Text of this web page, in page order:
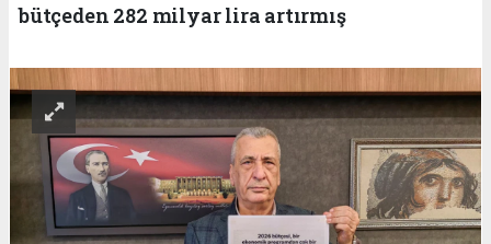
bütçeden 282 milyar lira artırmış